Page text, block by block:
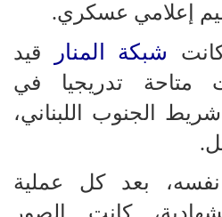
إعلامي عسكري.
شبكة المنار
قيد
متاحة تدريجيا في
الجنوب اللبناني،
بعد كل عملية